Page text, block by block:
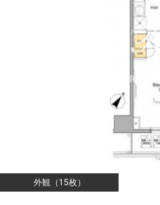
外観（15枚）